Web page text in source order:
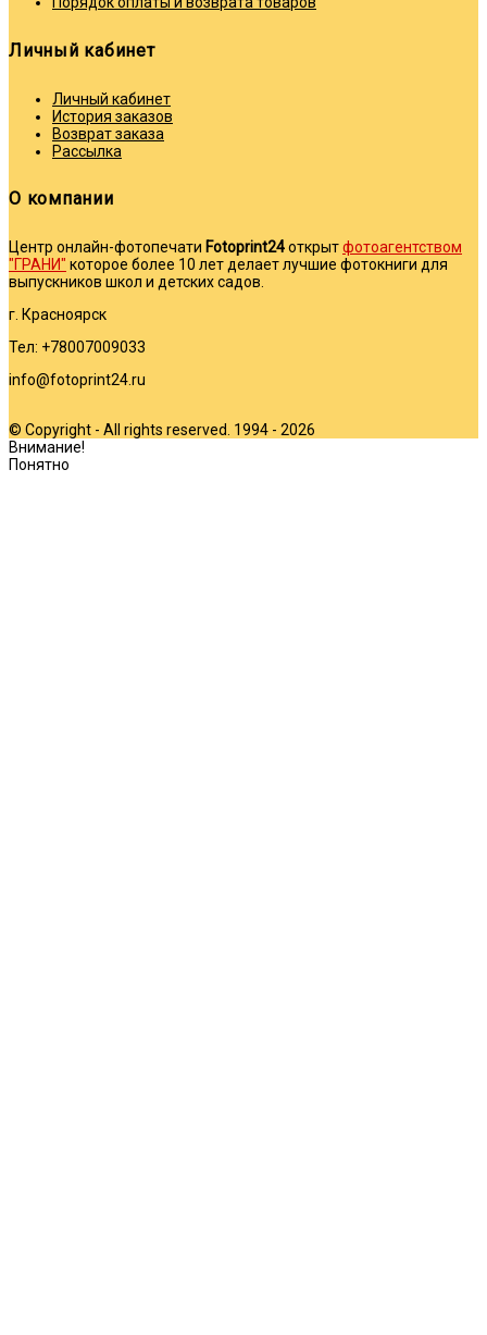
Личный кабинет
Личный кабинет
История заказов
Возврат заказа
Рассылка
О компании
Центр онлайн-фотопечати Fotoprint24открытфотоагентством
"ГРАНИ" которое более 10 лет делает лучшие фотокниги для
выпускников школ и детских садов.
г. Красноярск
Тел: +78007009033
info@fotoprint24.ru
© Copyright - All rights reserved. 1994 - 2026
Внимание!
Понятно